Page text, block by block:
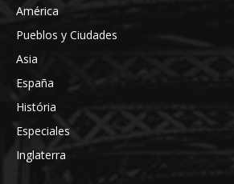
América
Pueblos y Ciudades
Asia
España
História
Especiales
Inglaterra